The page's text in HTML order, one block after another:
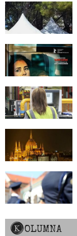
KOLUMNA